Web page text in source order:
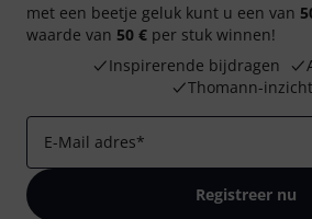
met een beetje geluk kunt u een van
waarde van 50 € per stuk winnen!
Inspirerende bijdragen
Thomann-
E-Mail adres*
Registreer nu